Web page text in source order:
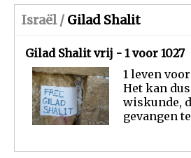
Israël / Gilad Shalit
Gilad Shalit vrij - 1 voor 1027
1 leven
Het kan
wiskunde,
gevangen